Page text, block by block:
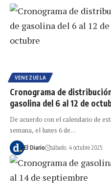
VENEZUELA
Cronograma de
gasolina del 6 al 12 de
De acuerdo con el calendario de
semana, el lunes 6 de…
El Diario sábado, 4 octubre 2025